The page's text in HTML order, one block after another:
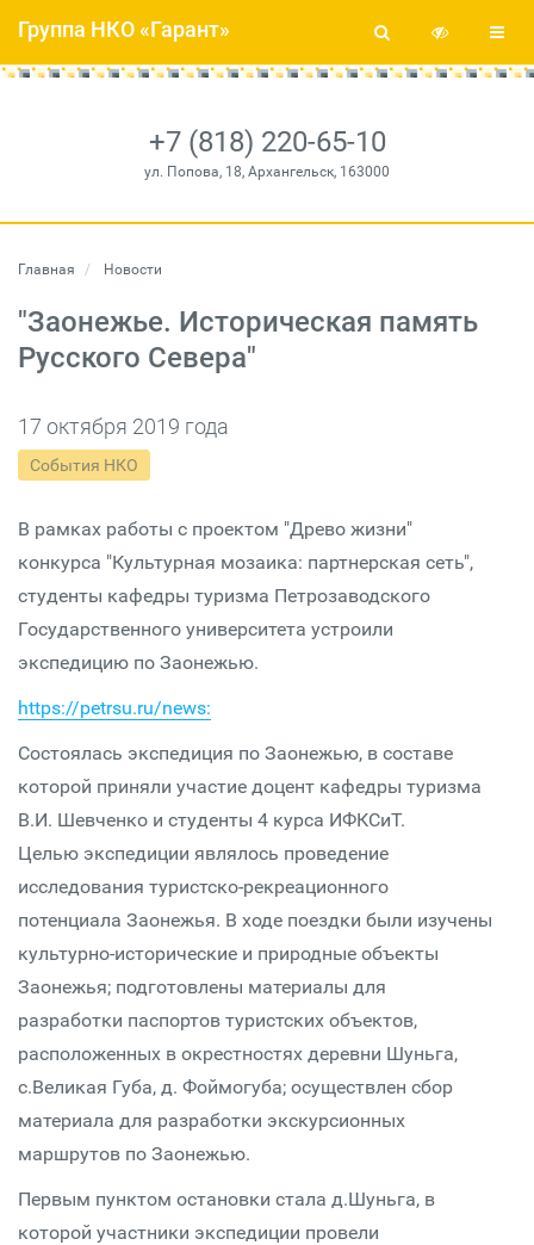
+7 (818) 220-65-10
ул. Попова, 18, Архангельск, 163000
Группа НКО «Гарант»
Главная Новости
"Заонежье. Историческая память
Русского Севера"
17 октября 2019 года
События НКО
В рамках работы с проектом "Древо жизни"
конкурса "Культурная мозаика: партнерская сеть",
студенты кафедры туризма Петрозаводского
Государственного университета устроили
экспедицию по Заонежью.
https://petrsu.ru/news:
Состоялась экспедиция по Заонежью, в составе
которой приняли участие доцент кафедры туризма
В.И. Шевченко и студенты 4 курса ИФКСиТ.
Целью экспедиции являлось проведение
исследования туристско-рекреационного
потенциала Заонежья. В ходе поездки были изучены
культурно-исторические и природные объекты
Заонежья; подготовлены материалы для
разработки паспортов туристских объектов,
расположенных в окрестностях деревни Шуньга,
с.Великая Губа, д. Фоймогуба; осуществлен сбор
материала для разработки экскурсионных
маршрутов по Заонежью.
Первым пунктом остановки стала д.Шуньга, в
которой участники экспедиции провели